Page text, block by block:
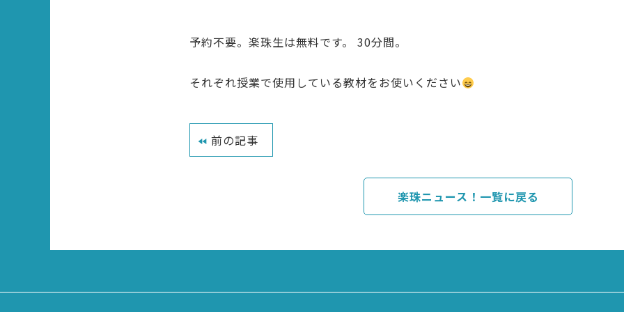
予約不要。楽珠生は無料です。 30分間。
それぞれ授業で使用している教材をお使いください
前の記事
楽珠ニュース！一覧に戻る